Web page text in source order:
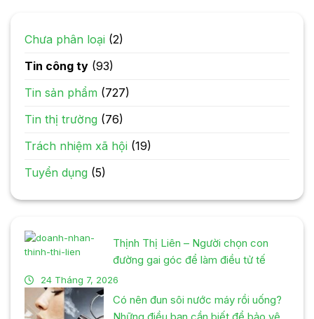
Chưa phân loại (2)
Tin công ty (93)
Tin sản phẩm (727)
Tin thị trường (76)
Trách nhiệm xã hội (19)
Tuyển dụng (5)
Thịnh Thị Liên – Người chọn con
đường gai góc để làm điều tử tế
24 Tháng 7, 2026
Có nên đun sôi nước máy rồi uống?